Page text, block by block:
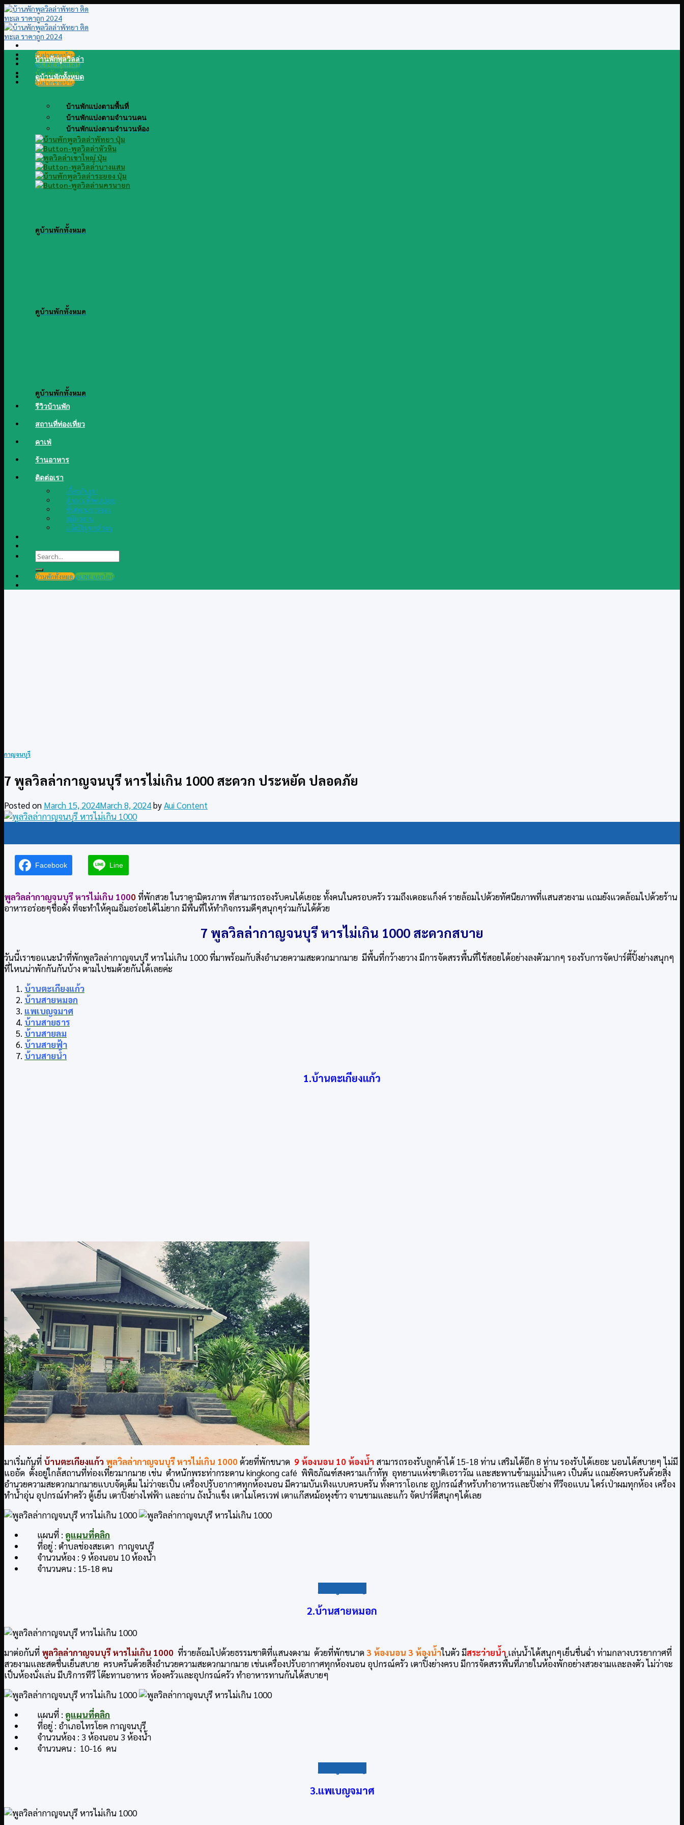
Skip
to
content
รับฝากขายบ้าน
@LINE แอดไลน์
บ้านพักทั้งหมด
รับฝากขายบ้าน
บ้านพักพูลวิลล่า
ดูบ้านพักทั้งหมด
บ้านพักแบ่งตามพื้นที่
บ้านพักแบ่งตามจำนวนคน
บ้านพักแบ่งตามจำนวนห้อง
ดูบ้านพักทั้งหมด
ดูบ้านพักทั้งหมด
ดูบ้านพักทั้งหมด
รีวิวบ้านพัก
สถานที่ท่องเที่ยว
คาเฟ่
ร้านอาหาร
ติดต่อเรา
เกี่ยวกับเรา
คำถามที่พบบ่อย
ขั้นตอนการจอง
สมัครงาน
แจ้งปัญหาต่างๆ
Search
for:
บ้านพักทั้งหมด @LINE แอดไลน์
กาญจนบุรี
7 พูลวิลล่ากาญจนบุรี หารไม่เกิน 1000 สะดวก ประหยัด ปลอดภัย
Posted on March 15, 2024March 8, 2024byAui Content
Facebook Line
พูลวิลล่ากาญจนบุรี หารไม่เกิน 1000ที่พักสวย ในราคามิตรภาพ ที่สามารถรองรับคนได้เยอะ ทั้งคนในครอบครัว รวมถึงเดอะแก็งค์ รายล้อมไปด้วยทัศนียภาพที่แสนสวยงาม แถมยังแวดล้อมไปด้วยร้าน
อาหารอร่อยๆชื่อดัง ที่จะทำให้คุณอิ่มอร่อยได้ไม่ยาก มีพื้นที่ให้ทำกิจกรรมดีๆสนุกๆร่วมกันได้ด้วย
7 พูลวิลล่ากาญจนบุรี หารไม่เกิน 1000 สะดวกสบาย
วันนี้เราขอแนะนำที่พักพูลวิลล่ากาญจนบุรี หารไม่เกิน 1000 ที่มาพร้อมกับสิ่งอำนวยความสะดวกมากมาย มีพื้นที่กว้างยวาง มีการจัดสรรพื้นที่ใช้สอยได้อย่างลงตัวมากๆ รองรับการจัดปาร์ตี้ปิ้งย่างสนุกๆ
ที่ไหนน่าพักกันกันบ้าง ตามไปชมด้วยกันได้เลยค่ะ
บ้านตะเกียงแก้ว
บ้านสายหมอก
แพเบญจมาศ
บ้านสายธาร
บ้านสายลม
บ้านสายฟ้า
บ้านสายน้ำ
1.บ้านตะเกียงแก้ว
มาเริ่มกันที่ บ้านตะเกียงแก้ว พูลวิลล่ากาญจนบุรี หารไม่เกิน 1000ด้วยที่พักขนาด 9 ห้องนอน 10 ห้องน้ำ สามารถรองรับลูกค้าได้ 15-18 ท่าน เสริมได้อีก 8 ท่าน รองรับได้เยอะ นอนได้สบายๆ ไม่มี
แออัด ตั้งอยู่ใกล้สถานที่ท่องเที่ยวมากมาย เช่น ตำหนักพระท่ากระดาน kingkong café พิพิธภัณฑ์สงครามเก้าทัพ อุทยานแห่งชาติเอราวัณ และสะพานข้ามแม่น้ำแคว เป็นต้น แถมยังครบครันด้วยสิ่ง
อำนวยความสะดวกมากมายแบบจัดเต็ม ไม่ว่าจะเป็น เครื่องปรับอากาศทุกห้องนอน มีความบันเทิงแบบครบครัน ทั้งคาราโอเกะ อุปกรณ์สำหรับทำอาหารและปิ้งย่าง ทีวีจอแบน ไดร์เป่าผมทุกห้อง เครื่อง
ทำน้ำอุ่น อุปกรณ์ทำครัว ตู้เย็น เตาปิ้งย่างไฟฟ้า และถ่าน ถังน้ำแข็ง เตาไมโครเวฟ เตาแก๊สหม้อหุงข้าว จานชามและแก้ว จัดปาร์ตี้สนุกๆได้เลย
แผนที่ : ดูแผนที่คลิก
ที่อยู่ : ตำบลช่องสะเดา กาญจนบุรี
จำนวนห้อง : 9 ห้องนอน 10 ห้องน้ำ
จำนวนคน : 15-18 คน
2.บ้านสายหมอก
มาต่อกันที่ พูลวิลล่ากาญจนบุรี หารไม่เกิน 1000 ที่รายล้อมไปด้วยธรรมชาติที่แสนงดงาม ด้วยที่พักขนาด3 ห้องนอน 3 ห้องน้ำในตัว มีสระว่ายน้ำ เล่นน้ำได้สนุกๆเย็นชื่นฉ่ำ ท่ามกลางบรรยากาศที่
สวยงามและสดชื่นเย็นสบาย ครบครันด้วยสิ่งอำนวยความสะดวกมากมาย เช่นเครื่องปรับอากาศทุกห้องนอน อุปกรณ์ครัว เตาปิ้งย่างครบ มีการจัดสรรพื้นที่ภายในห้องพักอย่างสวยงามและลงตัว ไม่ว่าจะ
เป็นห้องนั่งเล่น มีบริการทีวี โต๊ะทานอาหาร ห้องครัวและอุปกรณ์ครัว ทำอาหารทานกันได้สบายๆ
แผนที่ : ดูแผนที่คลิก
ที่อยู่ : อำเภอไทรโยค กาญจนบุรี
จำนวนห้อง : 3 ห้องนอน 3 ห้องน้ำ
จำนวนคน : 10-16 คน
3.แพเบญจมาศ